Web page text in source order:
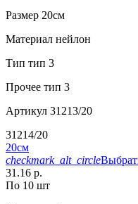
Размер 20см
Материал нейлон
Тип тип 3
Прочее тип 3
Артикул 31213/20
31214/20
20см
checkmark_alt_circle
31.16 р.
По 10 шт